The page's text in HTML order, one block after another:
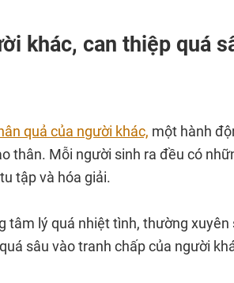
khác, can thiệp quá
quả của người khác, một hành
thân. Mỗi người sinh ra đều có
tập và hóa giải.
tâm lý quá nhiệt tình, thường xuyên
sâu vào tranh chấp của người